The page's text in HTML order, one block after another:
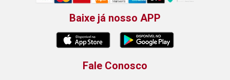
Baixe já nosso APP
Fale Conosco